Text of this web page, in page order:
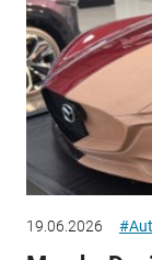
19.06.2026